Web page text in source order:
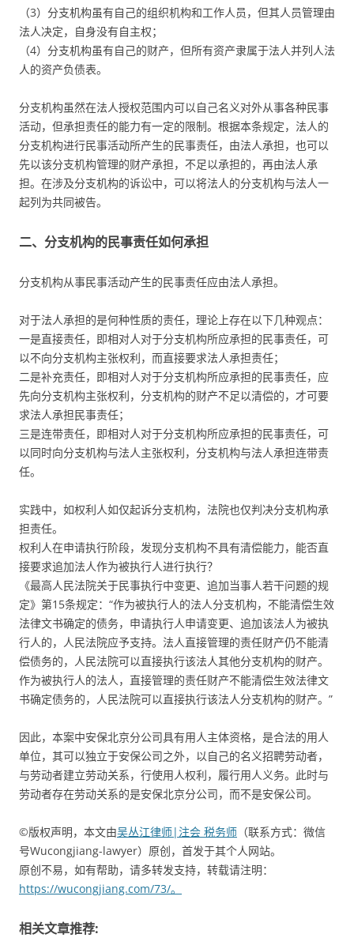
（3）分支机构虽有自己的组织机构和工作人员，但其人员管理由
法人决定，自身没有自主权；
（4）分支机构虽有自己的财产，但所有资产隶属于法人并列人法
人的资产负债表。
分支机构虽然在法人授权范围内可以自己名义对外从事各种民事
活动，但承担责任的能力有一定的限制。根据本条规定，法人的
分支机构进行民事活动所产生的民事责任，由法人承担，也可以
先以该分支机构管理的财产承担，不足以承担的，再由法人承
担。在涉及分支机构的诉讼中，可以将法人的分支机构与法人一
起列为共同被告。
二、分支机构的民事责任如何承担
分支机构从事民事活动产生的民事责任应由法人承担。
对于法人承担的是何种性质的责任，理论上存在以下几种观点：
一是直接责任，即相对人对于分支机构所应承担的民事责任，可
以不向分支机构主张权利，而直接要求法人承担责任；
二是补充责任，即相对人对于分支机构所应承担的民事责任，应
先向分支机构主张权利，分支机构的财产不足以清偿的，才可要
求法人承担民事责任；
三是连带责任，即相对人对于分支机构所应承担的民事责任，可
以同时向分支机构与法人主张权利，分支机构与法人承担连带责
任。
实践中，如权利人如仅起诉分支机构，法院也仅判决分支机构承
担责任。
权利人在申请执行阶段，发现分支机构不具有清偿能力，能否直
接要求追加法人作为被执行人进行执行？
《最高人民法院关于民事执行中变更、追加当事人若干问题的规
定》第15条规定：“作为被执行人的法人分支机构，不能清偿生效
法律文书确定的债务，申请执行人申请变更、追加该法人为被执
行人的，人民法院应予支持。法人直接管理的责任财产仍不能清
偿债务的，人民法院可以直接执行该法人其他分支机构的财产。
作为被执行人的法人，直接管理的责任财产不能清偿生效法律文
书确定债务的，人民法院可以直接执行该法人分支机构的财产。”
因此，本案中安保北京分公司具有用人主体资格，是合法的用人
单位，其可以独立于安保公司之外，以自己的名义招聘劳动者，
与劳动者建立劳动关系，行使用人权利，履行用人义务。此时与
劳动者存在劳动关系的是安保北京分公司，而不是安保公司。
©版权声明，本文由吴丛江律师|注会 税务师 （联系方式：微信
号Wucongjiang-lawyer）原创，首发于其个人网站。
原创不易，如有帮助，请多转发支持，转载请注明：
https://wucongjiang.com/73/。
相关文章推荐: